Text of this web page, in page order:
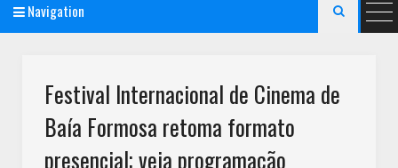
Navigation 
Festival Internacional de Cinema de
Baía Formosa retoma formato
presencial; veja programação